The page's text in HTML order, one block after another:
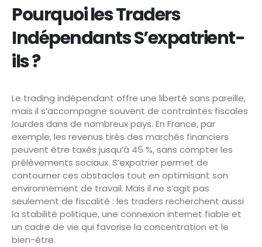
Pourquoi les Traders
Indépendants S’expatrient-
ils ?
Le trading indépendant offre une liberté sans pareille,
mais il s’accompagne souvent de contraintes fiscales
lourdes dans de nombreux pays. En France, par
exemple, les revenus tirés des marchés financiers
peuvent être taxés jusqu’à 45 %, sans compter les
prélèvements sociaux. S’expatrier permet de
contourner ces obstacles tout en optimisant son
environnement de travail. Mais il ne s’agit pas
seulement de fiscalité : les traders recherchent aussi
la stabilité politique, une connexion internet fiable et
un cadre de vie qui favorise la concentration et le
bien-être.